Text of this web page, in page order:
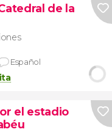
de la
Español
el estadio